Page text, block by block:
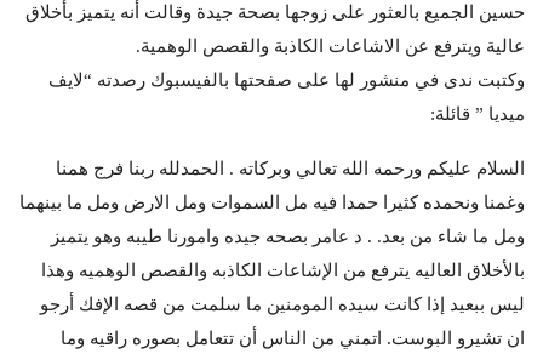
حسين الجميع بالعثور على زوجها بصحة جيدة وقالت أنه يتميز بأخلاق
عالية ويترفع عن الاشاعات الكاذبة والقصص الوهمية.
وكتبت ندى في منشور لها على صفحتها بالفيسبوك رصدته “لايف
ميديا ” قائلة:
السلام عليكم ورحمه الله تعالي وبركاته . الحمدلله ربنا فرج همنا
وغمنا ونحمده كثيرا حمدا فيه مل السموات ومل الارض ومل ما بينهما
ومل ما شاء من بعد. . د عامر بصحه جيده وامورنا طيبه وهو يتميز
بالأخلاق العاليه يترفع من الإشاعات الكاذبه والقصص الوهميه وهذا
ليس ببعيد إذا كانت سيده المومنين ما سلمت من قصه الإفك أرجو
ان تشيرو البوست. اتمني من الناس أن تتعامل بصوره راقيه وما